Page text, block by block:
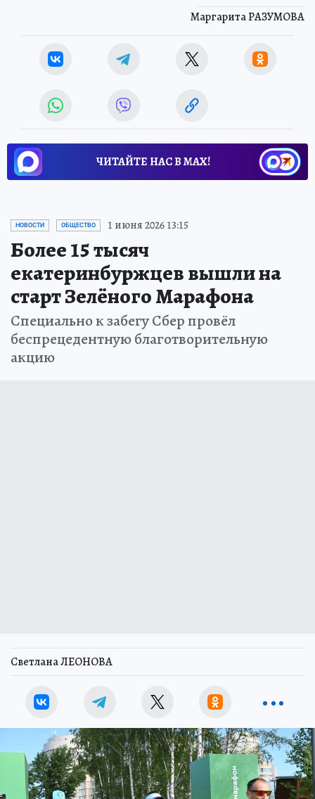
Маргарита РАЗУМОВА
ЧИТАЙТЕ НАС В МАХ!
НОВОСТИ ОБЩЕСТВО 1 июня 2026 13:15
Более 15 тысяч
екатеринбуржцев вышли на
старт Зелёного Марафона
Специально к забегу Сбер провёл
беспрецедентную благотворительную
акцию
Светлана ЛЕОНОВА